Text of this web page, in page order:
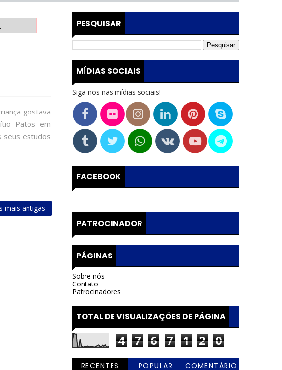
gostava
Patos em
seus estudos
mais antigas
PESQUISAR
MÍDIAS SOCIAIS
Siga-nos nas mídias sociais!
FACEBOOK
PATROCINADOR
PÁGINAS
Sobre nós
Contato
Patrocinadores
TOTAL DE VISUALIZAÇÕES DE PÁGINA
4 7 6 7 1 2 0
RECENTES POPULAR
COMENTÁRIO